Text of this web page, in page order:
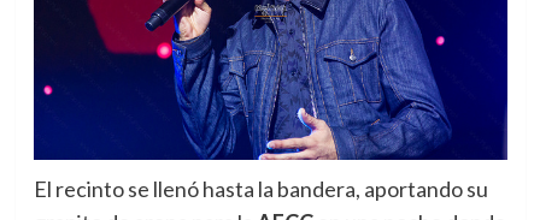
El recinto se llenó hasta la bandera, aportando su